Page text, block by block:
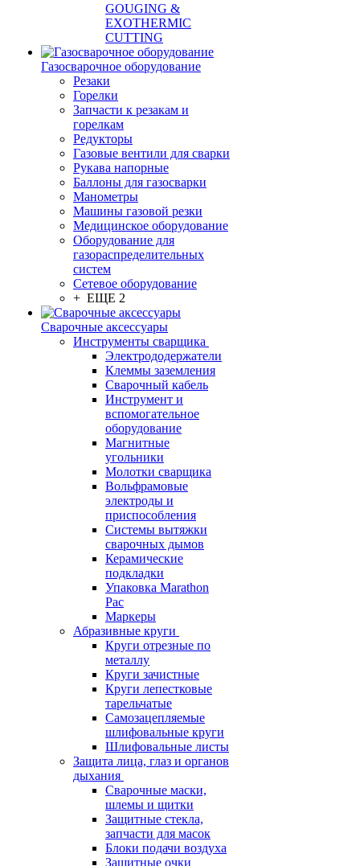
GOUGING &
EXOTHERMIC
CUTTING
Газосварочное оборудование
Резаки
Горелки
Запчасти к резакам и
горелкам
Редукторы
Газовые вентили для сварки
Рукава напорные
Баллоны для газосварки
Манометры
Машины газовой резки
Медицинское оборудование
Оборудование для
газораспределительных
систем
Сетевое оборудование
+ ЕЩЕ 2
Сварочные аксессуары
Инструменты сварщика
Электрододержатели
Клеммы заземления
Сварочный кабель
Инструмент и
вспомогательное
оборудование
Магнитные
угольники
Молотки сварщика
Вольфрамовые
электроды и
приспособления
Системы вытяжки
сварочных дымов
Керамические
подкладки
Упаковка Marathon
Pac
Маркеры
Абразивные круги
Круги отрезные по
металлу
Круги зачистные
Круги лепестковые
тарельчатые
Самозацепляемые
шлифовальные круги
Шлифовальные листы
Защита лица, глаз и органов
дыхания
Сварочные маски,
шлемы и щитки
Защитные стекла,
запчасти для масок
Блоки подачи воздуха
Защитные очки